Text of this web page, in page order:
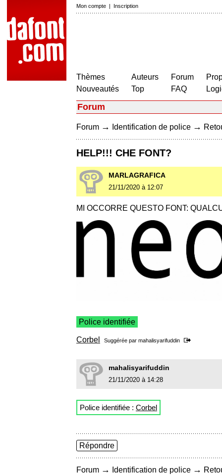
Mon compte | Inscription
Thèmes
Nouveautés
Auteurs
Top
Forum
FAQ
Forum
Forum → Identification de police →
HELP!!! CHE FONT?
MARLAGRAFICA
21/11/2020 à 12:07
MI OCCORRE QUESTO FONT:
Police identifiée
Corbel Suggérée par mahalisyarifuddin
mahalisyarifuddin
21/11/2020 à 14:28
Police identifiée : Corbel
Répondre
Forum → Identification de police →